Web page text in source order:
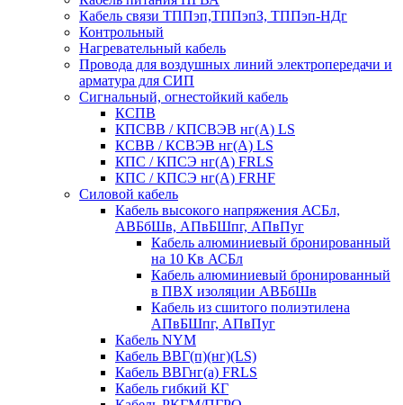
Кабель связи ТППэп,ТППэпЗ, ТППэп-НДг
Контрольный
Нагревательный кабель
Провода для воздушных линий электропередачи и
арматура для СИП
Сигнальный, огнестойкий кабель
КСПВ
КПСВВ / КПСВЭВ нг(А) LS
КСВВ / КСВЭВ нг(А) LS
КПС / КПСЭ нг(А) FRLS
КПС / КПСЭ нг(А) FRHF
Силовой кабель
Кабель высокого напряжения АСБл,
АВБбШв, АПвБШпг, АПвПуг
Кабель алюминиевый бронированный
на 10 Кв АСБл
Кабель алюминиевый бронированный
в ПВХ изоляции АВБбШв
Кабель из сшитого полиэтилена
АПвБШпг, АПвПуг
Кабель NYM
Кабель ВВГ(п)(нг)(LS)
Кабель ВВГнг(а) FRLS
Кабель гибкий КГ